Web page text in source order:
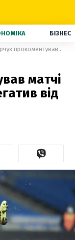
БІЗНЕС
Сидорчук прокоментував матчі збірної: позитив та негатив від капітана Динамо
матчі
від